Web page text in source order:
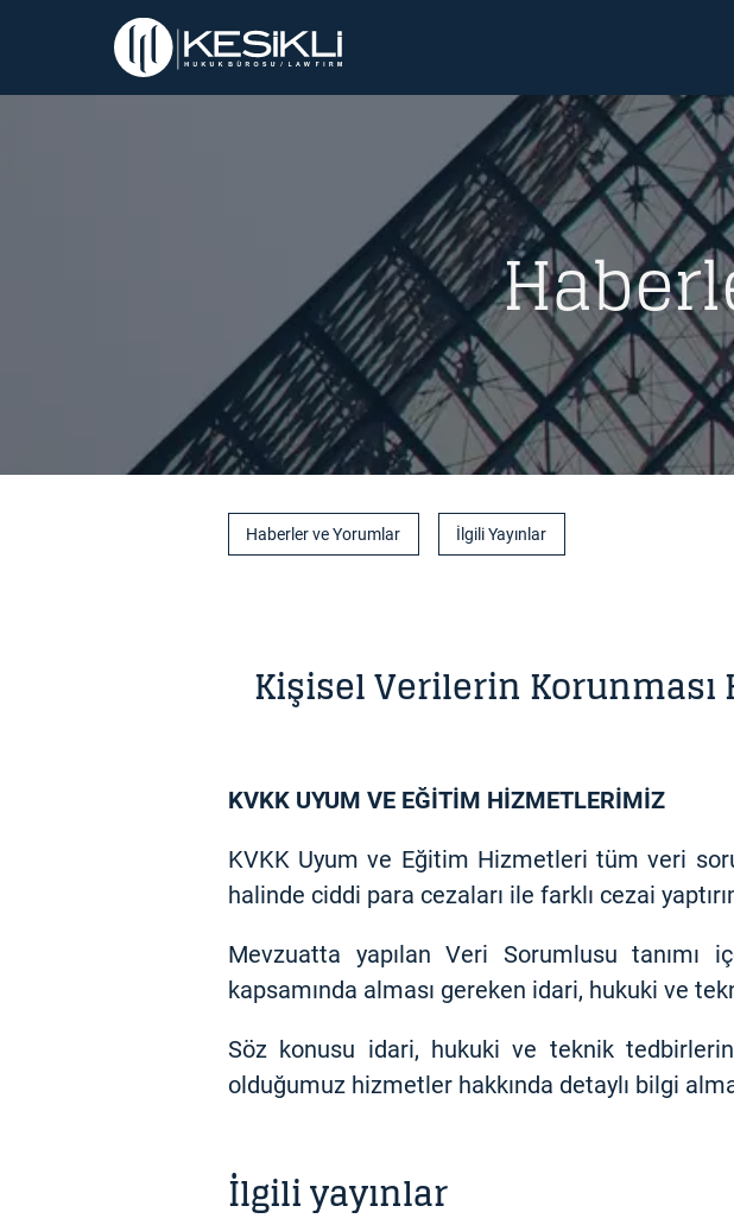
Haberler ve Yorumlar İlgili Yayınlar
Kişisel Verilerin
KVKK UYUM VE EĞİTİM HİZMETLERİMİZ
KVKK Uyum ve Eğitim Hizmetleri tüm veri
halinde ciddi para cezaları ile farklı cezai
Mevzuatta yapılan Veri Sorumlusu
kapsamında alması gereken idari, hukuki ve
Söz konusu idari, hukuki ve teknik
olduğumuz hizmetler hakkında detaylı bilgi
İlgili yayınlar